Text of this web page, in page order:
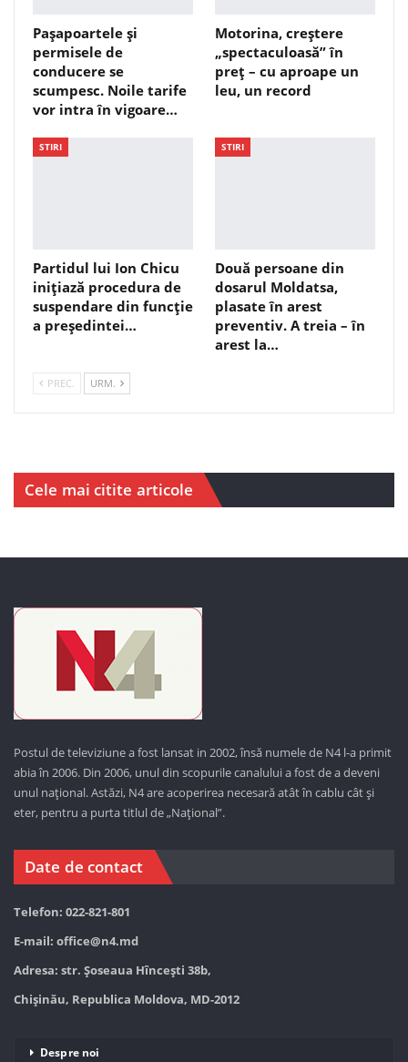
Pașapoartele și
permisele de
conducere se
scumpesc. Noile tarife
vor intra în vigoare…
Motorina, creștere
„spectaculoasă” în
preț – cu aproape un
leu, un record
STIRI
Partidul lui Ion Chicu
inițiază procedura de
suspendare din funcție
a președintei…
STIRI
Două persoane din
dosarul Moldatsa,
plasate în arest
preventiv. A treia – în
arest la…
PREC. URM.
Cele mai citite articole
Postul de televiziune a fost lansat in 2002, însă numele de N4 l-a primit
abia în 2006. Din 2006, unul din scopurile canalului a fost de a deveni
unul național. Astăzi, N4 are acoperirea necesară atât în cablu cât și
eter, pentru a purta titlul de „Național”.
Date de contact
Telefon: 022-821-801
E-mail: office@n4.md
Adresa: str. Șoseaua Hînceşti 38b,
Chișinău, Republica Moldova, MD-2012
Despre noi